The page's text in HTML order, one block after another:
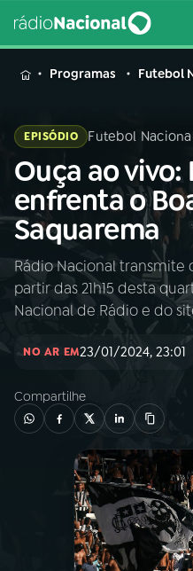
MENU
Buscar
na
Rádio
Nacional
AO
PROGRAMAS
PODCASTS
Programas Futebol
EPISÓDIO Futebol
Ouça ao
enfrenta o
Saquarema
Rádio Nacional transmite
partir das 21h15 desta
Nacional de Rádio e do
NO AR EM23/01/2024, 23:01
Compartilhe